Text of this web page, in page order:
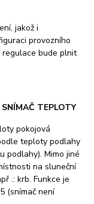
jakož i
provozního
regulace bude plnit
TEPLOTY
pokojová
teploty podlahy
podlahy). Mimo jiné
na sluneční
.: krb. Funkce je
(snímač není